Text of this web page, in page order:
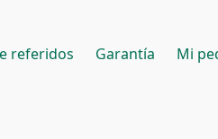
referidos Garantía Mi